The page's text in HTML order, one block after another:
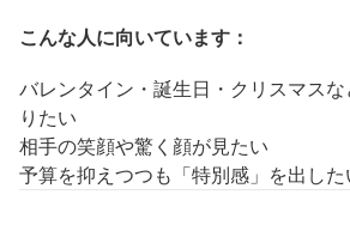
こんな人に向いています：
バレンタイン・誕生日・クリスマス
りたい
相手の笑顔や驚く顔が見たい
予算を抑えつつも「特別感」を出した